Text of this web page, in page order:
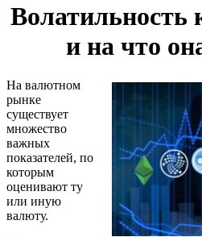
Волатильность
и на что
На валютном
рынке
существует
множество
важных
показателей, по
которым
оценивают ту
или иную
валюту.